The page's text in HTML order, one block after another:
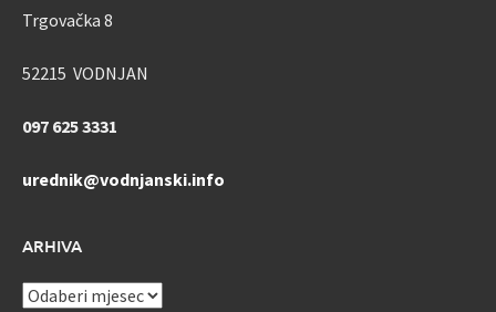
Trgovačka 8
52215 VODNJAN
097 625 3331
urednik@vodnjanski.info
ARHIVA
ARHIVA